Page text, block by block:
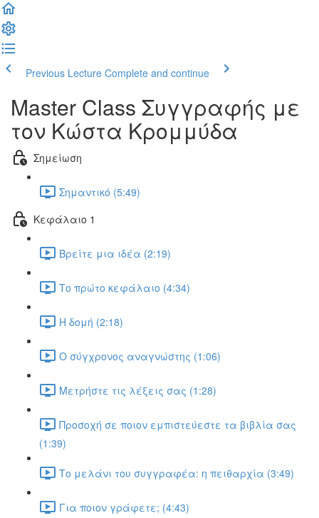
Previous Lecture Complete and continue
Master Class Συγγραφής με
τον Κώστα Κρομμύδα
Σημείωση
Σημαντικό (5:49)
Κεφάλαιο 1
Βρείτε μια ιδέα (2:19)
Το πρώτο κεφάλαιο (4:34)
Η δομή (2:18)
Ο σύγχρονος αναγνώστης (1:06)
Μετρήστε τις λέξεις σας (1:28)
Προσοχή σε ποιον εμπιστεύεστε τα βιβλία σας
(1:39)
Το μελάνι του συγγραφέα: η πειθαρχία (3:49)
Για ποιον γράφετε; (4:43)